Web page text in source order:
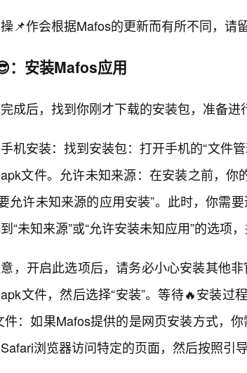
📌作会根据Mafos的更新而有所不同，请
：安装Mafos应用
成后，找到你刚才下载的安装包，准备进
机安装：找到安装包：打开手机的“文件
文件。允许未知来源：在安装之前，你
允许未知来源的应用安装”。此时，你需要
“未知来源”或“允许安装未知应用”的选项，
，开启此选项后，请务必小心安装其他
文件，然后选择“安装”。等待🔥安装过
件：如果Mafos提供的是网页安装方式，
浏览器访问特定的页面，然后按照引导